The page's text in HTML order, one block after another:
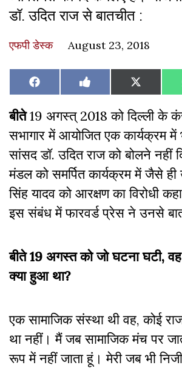
डॉ. उदित राज से बातचीत :
एफपी डेस्‍क August 23, 2018
Share
on
Facebook Share
on
Like
on
Facebook
Share
on
X
(Twitter)
बीते19 अगस्त् 2018 को दिल्ली के
सभागार में आयोजित एक कार्यक्रम में
सांसद डॉ. उदित राज को बोलने नहीं
मंडल को समर्पित कार्यक्रम में जैसे ही
सिंह यादव को आरक्षण का विरोधी
इस संबंध में फारवर्ड प्रेस ने उनसे
बीते 19 अगस्त को जो घटना घटी,
क्या हुआ था?
एक सामाजिक संस्था थी वह, कोई
था नहीं। मैं जब सामाजिक मंच पर
रूप में नहीं जाता हूं। मेरी जब भी निजी